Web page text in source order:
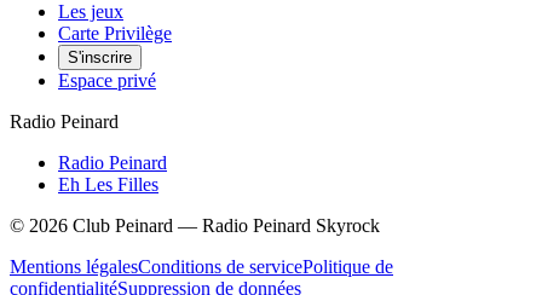
Les jeux
Carte Privilège
S'inscrire
Espace privé
Radio Peinard
Radio Peinard
Eh Les Filles
© 2026 Club Peinard — Radio Peinard Skyrock
Mentions légalesConditions de servicePolitique de
confidentialitéSuppression de données